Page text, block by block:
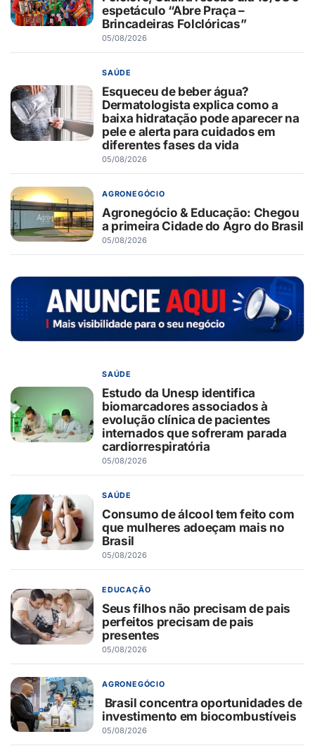
espetáculo “Abre Praça –
Brincadeiras Folclóricas”
05/08/2026
SAÚDE
Esqueceu de beber água?
Dermatologista explica como a
baixa hidratação pode aparecer na
pele e alerta para cuidados em
diferentes fases da vida
05/08/2026
AGRONEGÓCIO
Agronegócio & Educação: Chegou
a primeira Cidade do Agro do Brasil
05/08/2026
SAÚDE
Estudo da Unesp identifica
biomarcadores associados à
evolução clínica de pacientes
internados que sofreram parada
cardiorrespiratória
05/08/2026
SAÚDE
Consumo de álcool tem feito com
que mulheres adoeçam mais no
Brasil
05/08/2026
EDUCAÇÃO
Seus filhos não precisam de pais
perfeitos precisam de pais
presentes
05/08/2026
AGRONEGÓCIO
Brasil concentra oportunidades de
investimento em biocombustíveis
05/08/2026